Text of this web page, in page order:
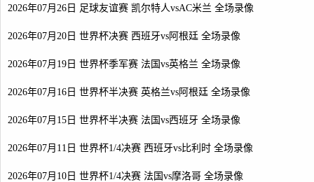
2026年07月26日 足球友谊赛 凯尔特人vsAC米兰 全场录像
2026年07月20日 世界杯决赛 西班牙vs阿根廷 全场录像
2026年07月19日 世界杯季军赛 法国vs英格兰 全场录像
2026年07月16日 世界杯半决赛 英格兰vs阿根廷 全场录像
2026年07月15日 世界杯半决赛 法国vs西班牙 全场录像
2026年07月11日 世界杯1/4决赛 西班牙vs比利时 全场录像
2026年07月10日 世界杯1/4决赛 法国vs摩洛哥 全场录像